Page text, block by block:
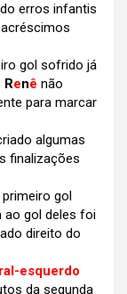
erros infantis
gol sofrido já
Renê não
para marcar
algumas
finalizações
gol
ao gol deles foi
direito do
esquerdo
da segunda